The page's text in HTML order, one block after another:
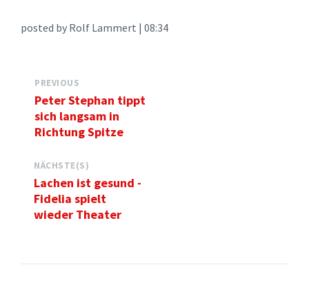
posted by Rolf Lammert | 08:34
PREVIOUS
Peter Stephan tippt
sich langsam in
Richtung Spitze
NÄCHSTE(S)
Lachen ist gesund -
Fidelia spielt
wieder Theater